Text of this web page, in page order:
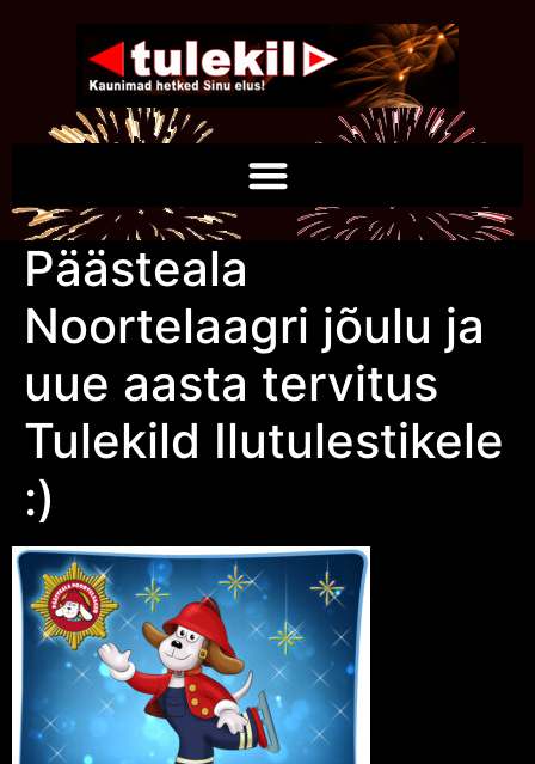
Päästeala
Noortelaagri jõulu ja
uue aasta tervitus
Tulekild Ilutulestikele
:)